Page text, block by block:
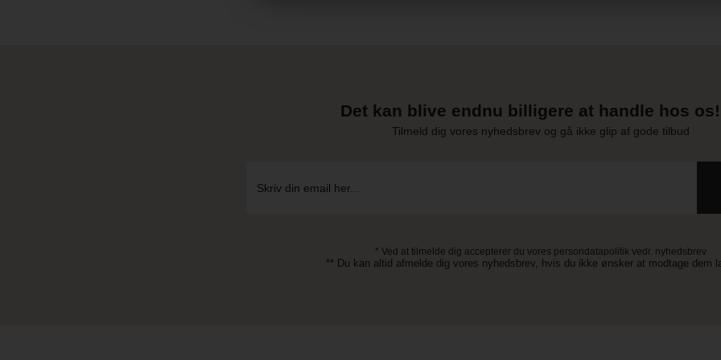
Det kan blive endnu billigere at handle hos
Tilmeld dig vores nyhedsbrev og gå ikke glip af gode tilbud
* Ved at tilmelde dig accepterer du vores persondatapolitik vedr. nyhedsbrev
** Du kan altid afmelde dig vores nyhedsbrev, hvis du ikke ønsker at modtage dem